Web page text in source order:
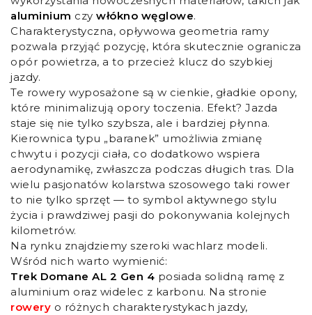
aluminium czy włókno węglowe.
Charakterystyczna, opływowa geometria ramy
pozwala przyjąć pozycję, która skutecznie ogranicza
opór powietrza, a to przecież klucz do szybkiej
jazdy.
Te rowery wyposażone są w cienkie, gładkie opony,
które minimalizują opory toczenia. Efekt? Jazda
staje się nie tylko szybsza, ale i bardziej płynna.
Kierownica typu „baranek” umożliwia zmianę
chwytu i pozycji ciała, co dodatkowo wspiera
aerodynamikę, zwłaszcza podczas długich tras. Dla
wielu pasjonatów kolarstwa szosowego taki rower
to nie tylko sprzęt — to symbol aktywnego stylu
życia i prawdziwej pasji do pokonywania kolejnych
kilometrów.
Na rynku znajdziemy szeroki wachlarz modeli.
Wśród nich warto wymienić:
Trek Domane AL 2 Gen 4 posiada solidną ramę z
aluminium oraz widelec z karbonu. Na stronie
rowery o różnych charakterystykach jazdy,